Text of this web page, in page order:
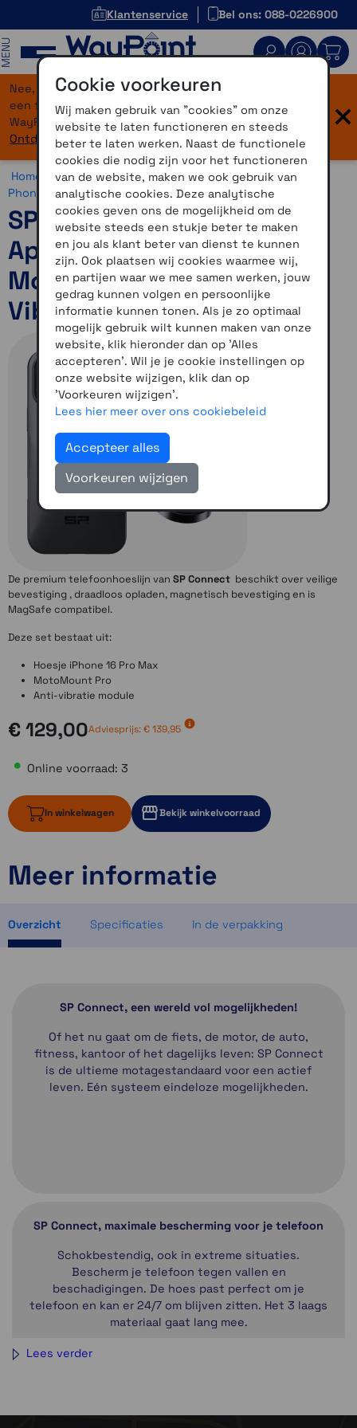
Klantenservice Bel ons: 088-0226900
Nee, je bent niet verdwaald! Onze website heeft
een flinke upgrade gekregen. Dezelfde vertrouwde
WayPoint-service, maar dan in een modern jasje.
Ontdek hier wat er allemaal nieuw is.
×
Home >Motor >Smartphone > SP Connect >SP Connect
Phone Case >SP Connect Phone Case Apple
SP Connect Phone Case
Apple iPhone 16 Pro Max
Moto Mount Pro Anti
Vibration
De premium telefoonhoeslijn van SP Connect beschikt over veilige
bevestiging , draadloos opladen, magnetisch bevestiging en is
MagSafe compatibel.
Deze set bestaat uit:
Hoesje iPhone 16 Pro Max
MotoMount Pro
Anti-vibratie module
€ 129,00Adviesprijs:€ 139,95
Online voorraad: 3
In winkelwagen Bekijk winkelvoorraad
3 op voorraad
1 op voorraad
Meer informatie
Overzicht Specificaties In de verpakking
SP Connect, een wereld vol mogelijkheden!
Of het nu gaat om de fiets, de motor, de auto,
fitness, kantoor of het dagelijks leven: SP Connect
is de ultieme motagestandaard voor een actief
leven. Eén systeem eindeloze mogelijkheden.
SP Connect, maximale bescherming voor je telefoon
Schokbestendig, ook in extreme situaties.
Bescherm je telefoon tegen vallen en
beschadigingen. De hoes past perfect om je
telefoon en kan er 24/7 om blijven zitten. Het 3 laags
materiaal gaat lang mee.
Lees verder
Cookie voorkeuren
Wij maken gebruik van "cookies" om onze
website te laten functioneren en steeds
beter te laten werken. Naast de functionele
cookies die nodig zijn voor het functioneren
van de website, maken we ook gebruik van
analytische cookies. Deze analytische
cookies geven ons de mogelijkheid om de
website steeds een stukje beter te maken
en jou als klant beter van dienst te kunnen
zijn. Ook plaatsen wij cookies waarmee wij,
en partijen waar we mee samen werken, jouw
gedrag kunnen volgen en persoonlijke
informatie kunnen tonen. Als je zo optimaal
mogelijk gebruik wilt kunnen maken van onze
website, klik hieronder dan op 'Alles
accepteren'. Wil je je cookie instellingen op
onze website wijzigen, klik dan op
'Voorkeuren wijzigen'.
Lees hier meer over ons cookiebeleid
Accepteer alles
Voorkeuren wijzigen